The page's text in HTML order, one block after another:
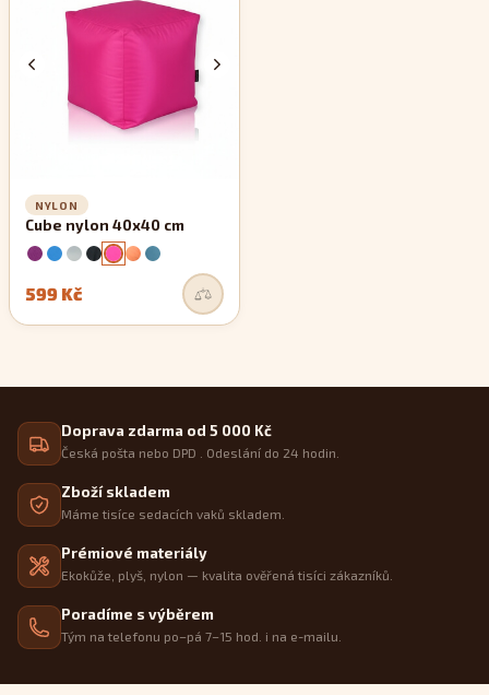
zachovávají si své rovné linie.
NYLON
Cube nylon 40x40 cm
599 Kč
Doprava zdarma od 5 000 Kč
Česká pošta nebo DPD . Odeslání do 24 hodin.
Zboží skladem
Máme tisíce sedacích vaků skladem.
Prémiové materiály
Ekokůže, plyš, nylon — kvalita ověřená tisíci zákazníků.
Poradíme s výběrem
Tým na telefonu po–pá 7–15 hod. i na e-mailu.